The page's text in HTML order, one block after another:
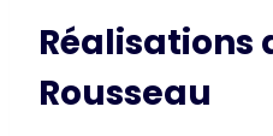
Réalisations
Rousseau